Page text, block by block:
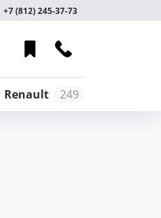
+7 (812) 245-37-73
Renault 249